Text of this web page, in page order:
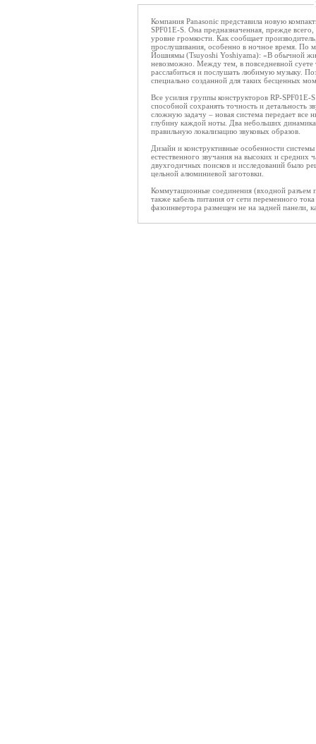
Компания Panasonic представила новую
SPF01E-S. Она предназначенная, прежде
уровне громкости. Как сообщает
прослушивания, особенно в ночное время. По
Йошиямы (Tsuyoshi Yoshiyama): «В обычной
невозможно. Между тем, в повседневной суете
расслабиться и послушать любимую музыку.
специально созданной для таких бесценных
Все усилия группы конструкторов RP-SPF01E-
способной сохранять точность и детальность
сложную задачу – новая система передает
глубину каждой ноты. Два небольших
правильную локализацию звуковых образов.
Дизайн и конструктивные особенности
естественного звучания на высоких и средних
двухгодичных поисков и исследований было
цельной алюминиевой заготовки.
Коммутационные соединения (входной разъем
также кабель питания от сети переменного
фазоинвертора размещен не на задней панели,